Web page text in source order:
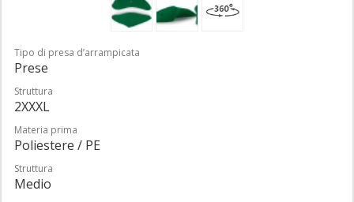
Tipo di presa d’arrampicata
Prese
Struttura
2XXXL
Materia prima
Poliestere / PE
Struttura
Medio